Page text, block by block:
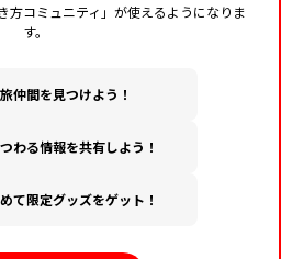
方コミュニティ」が使えるようになりま
す。
仲間を見つけよう！
わる情報を共有しよう！
て限定グッズをゲット！